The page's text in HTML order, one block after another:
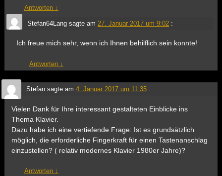
Antworten ↓
Stefan64Langsagte am 27. Januar 2017 um 9:02 :
Ich freue mich sehr, wenn ich Ihnen behilflich sein konnte!
Antworten ↓
Stefansagte am 4. Januar 2017 um 11:35 :
Vielen Dank für Ihre interessant gestalteten Einblicke ins
Thema Klavier.
Dazu habe ich eine vertiefende Frage: Ist es grundsätzlich
möglich, die erforderliche Fingerkraft für einen Tastenanschlag
einzustellen? ( relativ modernes Klavier 1980er Jahre)?
Antworten ↓